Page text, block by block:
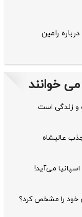
رامین
خوانند
و زندگی است
عالیشاه
می‌آید!
خود را مشخص کرد؟